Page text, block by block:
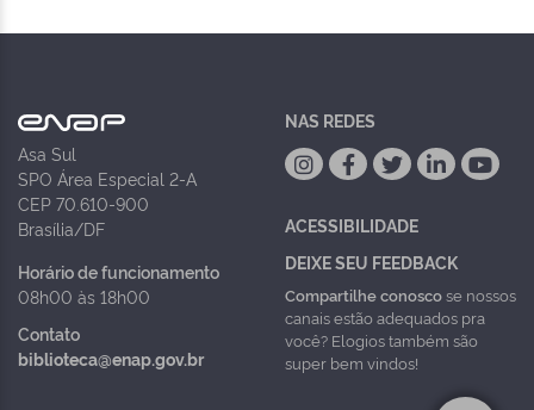
Asa Sul
SPO Área Especial 2-A
CEP 70.610-900
Brasília/DF
Horário de funcionamento
08h00 às 18h00
Contato
biblioteca@enap.gov.br
NAS REDES
ACESSIBILIDADE
DEIXE SEU FEEDBACK
Compartilhe conoscose nossos
canais estão adequados pra
você? Elogios também são
super bem vindos!